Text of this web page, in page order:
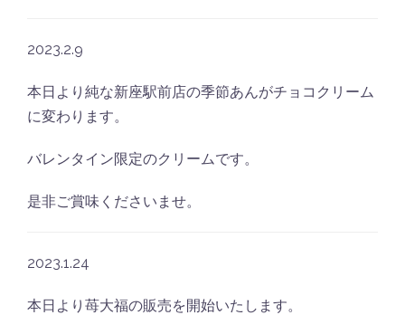
2023.2.9
本日より純な新座駅前店の季節あんがチョコクリーム
に変わります。
バレンタイン限定のクリームです。
是非ご賞味くださいませ。
2023.1.24
本日より苺大福の販売を開始いたします。